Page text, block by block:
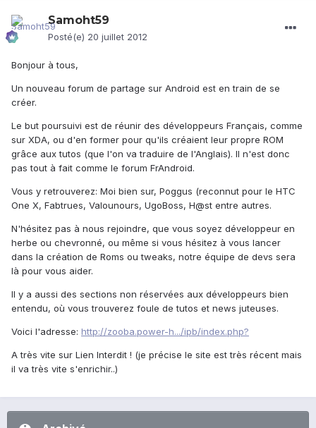
Samoht59
Posté(e) 20 juillet 2012
Bonjour à tous,
Un nouveau forum de partage sur Android est en train de se
créer.
Le but poursuivi est de réunir des développeurs Français, comme
sur XDA, ou d'en former pour qu'ils créaient leur propre ROM
grâce aux tutos (que l'on va traduire de l'Anglais). Il n'est donc
pas tout à fait comme le forum FrAndroid.
Vous y retrouverez: Moi bien sur, Poggus (reconnut pour le HTC
One X, Fabtrues, Valounours, UgoBoss, H@st entre autres.
N'hésitez pas à nous rejoindre, que vous soyez développeur en
herbe ou chevronné, ou même si vous hésitez à vous lancer
dans la création de Roms ou tweaks, notre équipe de devs sera
là pour vous aider.
Il y a aussi des sections non réservées aux développeurs bien
entendu, où vous trouverez foule de tutos et news juteuses.
Voici l'adresse: http://zooba.power-h.../ipb/index.php?
A très vite sur Lien Interdit ! (je précise le site est très récent mais
il va très vite s'enrichir..)